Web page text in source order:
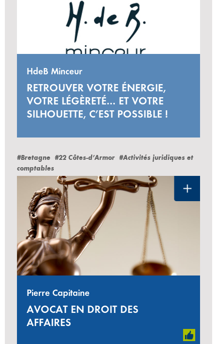
HdeB Minceur
RETROUVER VOTRE ÉNERGIE,
VOTRE LÉGÈRETÉ… ET VOTRE
SILHOUETTE, C’EST POSSIBLE !
#Bretagne #22 Côtes-d’Armor #Activités juridiques et
comptables
Pierre Capitaine
AVOCAT EN DROIT DES
AFFAIRES